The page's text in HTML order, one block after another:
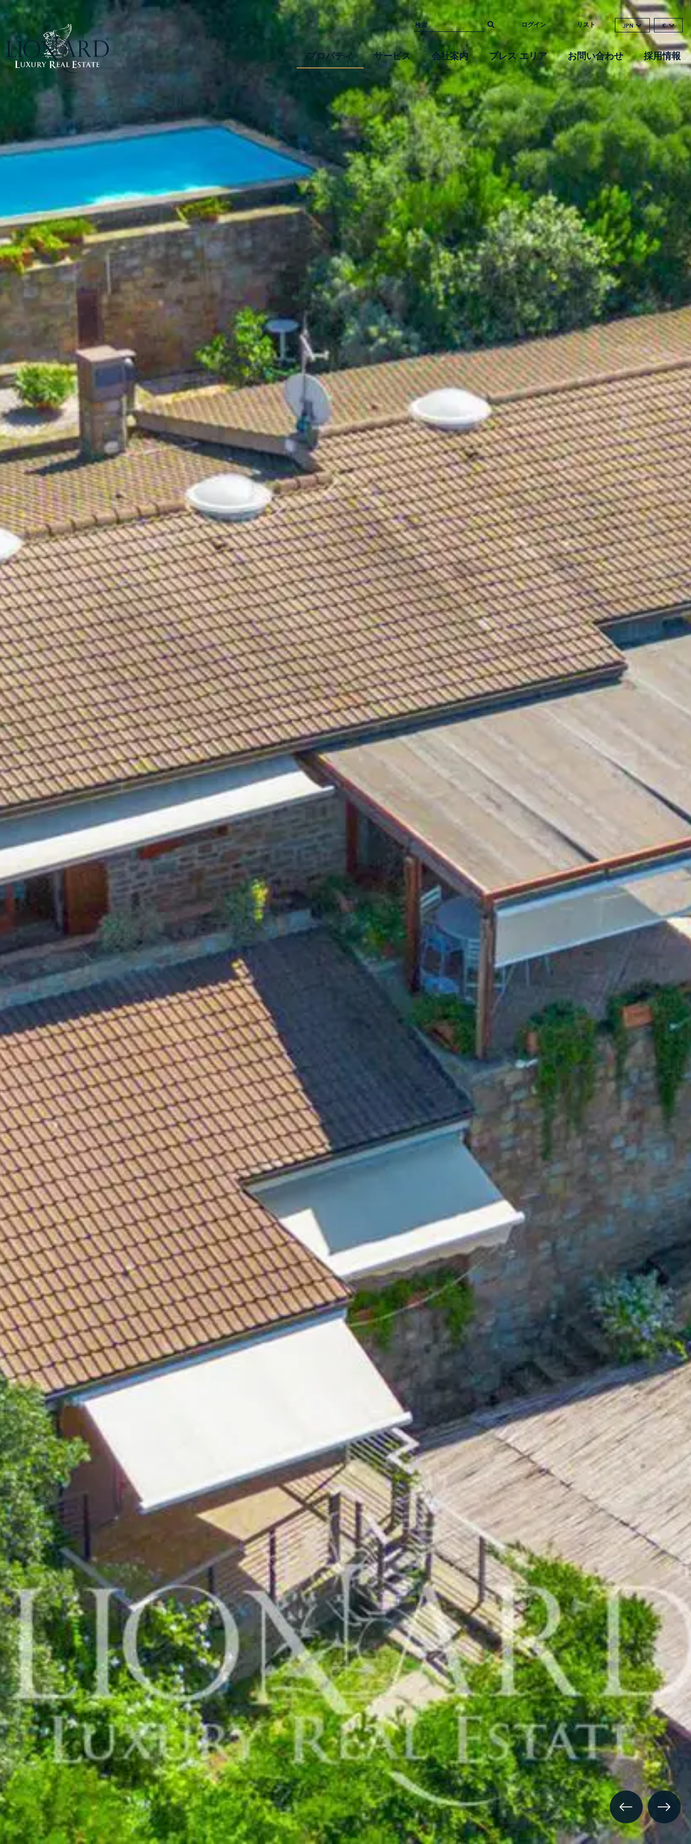
ログイン リスト JPN €
プロパティ サービス 会社案内 プレス エリア お問い合わせ 採用情報